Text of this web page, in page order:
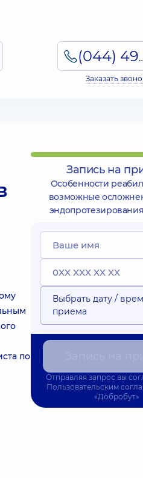
(044)
Заказать
по
Запись на
Особенности
возможные
Выбрать дату /
приема
Отправляя запрос вы
Пользовательским
«Добробут»